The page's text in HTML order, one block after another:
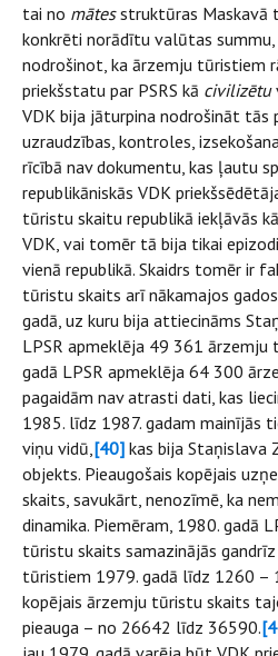
tai no mātesstruktūras Maskavā
konkrēti norādītu valūtas
nodrošinot, ka ārzemju tūristiem
priekšstatu par PSRS kā civilizētu
VDK bija jāturpina nodrošināt tās
uzraudzības, kontroles,
rīcībā nav dokumentu, kas ļautu
republikāniskās VDK
tūristu skaitu republikā iekļāvās
VDK, vai tomēr tā bija tikai
vienā republikā. Skaidrs tomēr ir
tūristu skaits arī nākamajos
gadā, uz kuru bija attiecināms
LPSR apmeklēja 49 361
gadā LPSR apmeklēja 64 300
pagaidām nav atrasti dati, kas
1985. līdz 1987. gadam mainījās
viņu vidū, [40] kas bija Staņislava
objekts. Pieaugošais kopējais
skaits, savukārt, nenozīmē, ka
dinamika. Piemēram, 1980. gadā
tūristu skaits samazinājās
tūristiem 1979. gadā līdz 1260 –
kopējais ārzemju tūristu skaits
pieauga – no 26642 līdz 36590.